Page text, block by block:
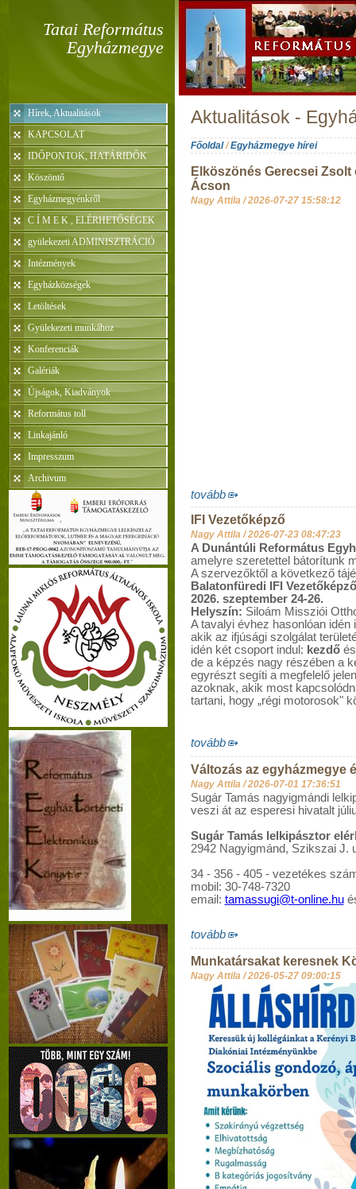
Tatai Református
Egyházmegye
Hírek, Aktualitások
KAPCSOLAT
IDŐPONTOK, HATÁRIDŐK
Köszöntő
Egyházmegyénkről
C Í M E K , ELÉRHETŐSÉGEK
gyülekezeti ADMINISZTRÁCIÓ
Intézmények
Egyházközségek
Letöltések
Gyülekezeti munkához
Konferenciák
Galériák
Újságok, Kiadványok
Református toll
Linkajánló
Impresszum
Archivum
Aktualitások -
Főoldal/Egyházmegye hírei
Elköszönés Gerecsei
Ácson
Nagy Attila /2026-07-27 15:58:12
tovább
IFI Vezetőképző
Nagy Attila /2026-07-23 08:47:23
A Dunántúli Református
amelyre szeretettel bátorítunk
A szervezőktől a következő
Balatonfüredi IFI Vezetőképző
2026. szeptember 24-26.
Helyszín: Siloám Missziói
A tavalyi évhez hasonlóan
akik az ifjúsági szolgálat
idén két csoport indul: kezdő
de a képzés nagy részében a
egyrészt segíti a megfelelő
azoknak, akik most
tartani, hogy „régi motorosok"
tovább
Változás az egyházmegye
Nagy Attila /2026-07-01 17:36:51
Sugár Tamás nagyigmándi
veszi át az esperesi hivatalt
Sugár Tamás lelkipásztor
2942 Nagyigmánd, Szikszai J.
34 - 356 - 405 - vezetékes
mobil: 30-748-7320
email: tamassugi@t-online.hu
tovább
Munkatársakat keresnek
Nagy Attila /2026-05-27 09:00:15